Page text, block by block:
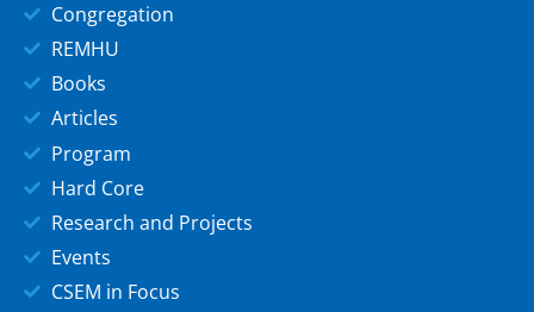
Congregation
REMHU
Books
Articles
Program
Hard Core
Research and Projects
Events
CSEM in Focus